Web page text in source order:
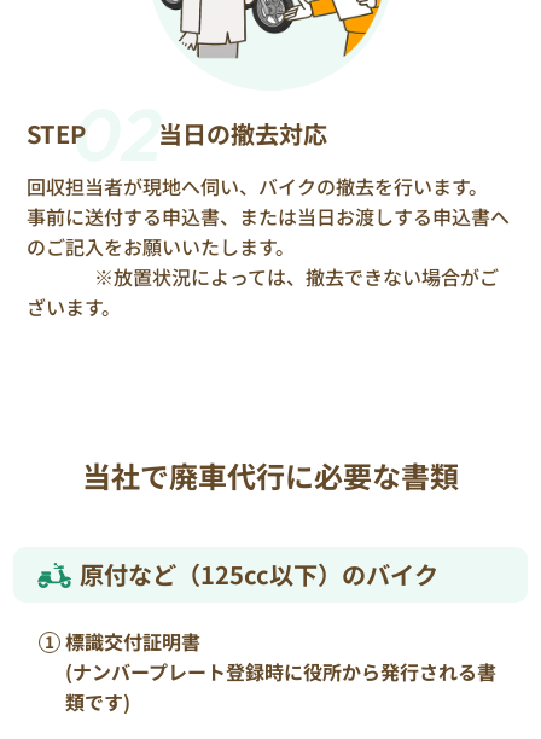
STEP02
当日の撤去対応
回収担当者が現地へ伺い、バイクの撤去を行います。
事前に送付する申込書、または当日お渡しする申込書へ
のご記入をお願いいたします。
※放置状況によっては、撤去できない場合がご
ざいます。
当社で廃車代行に必要な書類
原付など（125cc以下）のバイク
標識交付証明書
(ナンバープレート登録時に役所から発行される書
類です)